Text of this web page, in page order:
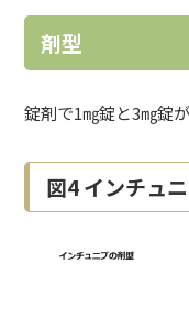
剤型
錠剤で1㎎錠と3㎎錠
図4 インチュ